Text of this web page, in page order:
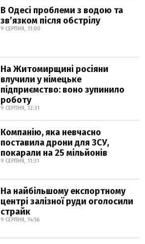
В Одесі проблеми з водою та
звʼязком після обстрілу
9 СЕРПНЯ, 11:00
На Житомирщині росіяни
влучили у німецьке
підприємство: воно зупинило
роботу
9 СЕРПНЯ, 12:31
Компанію, яка невчасно
поставила дрони для ЗСУ,
покарали на 25 мільйонів
9 СЕРПНЯ, 11:31
На найбільшому експортному
центрі залізної руди оголосили
страйк
9 СЕРПНЯ, 14:56